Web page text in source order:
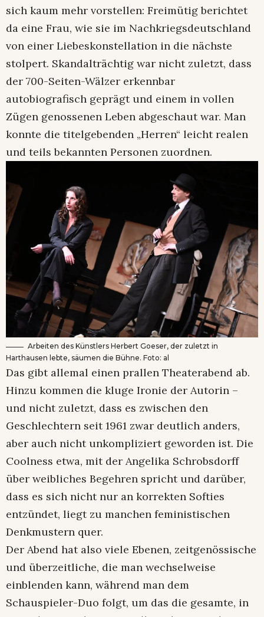
sich kaum mehr vorstellen: Freimütig berichtet
da eine Frau, wie sie im Nachkriegsdeutschland
von einer Liebeskonstellation in die nächste
stolpert. Skandalträchtig war nicht zuletzt, dass
der 700-Seiten-Wälzer erkennbar
autobiografisch geprägt und einem in vollen
Zügen genossenen Leben abgeschaut war. Man
konnte die titelgebenden „Herren“ leicht realen
und teils bekannten Personen zuordnen.
Arbeiten des Künstlers Herbert Goeser, der zuletzt in
Harthausen lebte, säumen die Bühne. Foto: al
Das gibt allemal einen prallen Theaterabend ab.
Hinzu kommen die kluge Ironie der Autorin –
und nicht zuletzt, dass es zwischen den
Geschlechtern seit 1961 zwar deutlich anders,
aber auch nicht unkompliziert geworden ist. Die
Coolness etwa, mit der Angelika Schrobsdorff
über weibliches Begehren spricht und darüber,
dass es sich nicht nur an korrekten Softies
entzündet, liegt zu manchen feministischen
Denkmustern quer.
Der Abend hat also viele Ebenen, zeitgenössische
und überzeitliche, die man wechselweise
einblenden kann, während man dem
Schauspieler-Duo folgt, um das die gesamte, in